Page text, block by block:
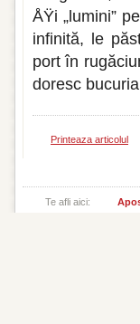
ÅŸi „lumini”
infinită, le
port în
doresc
Printeaza articolul
Te afli aici: